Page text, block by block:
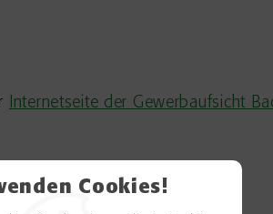
Cookies!
Internetseite der Gewerbaufsicht